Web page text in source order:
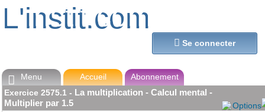
 Se connecter
L'instit.com
L'instit.com
 Menu Accueil
Abonnement
Exercice 2575.1 - La multiplication - Calcul mental -
Multiplier par 1.5
Options